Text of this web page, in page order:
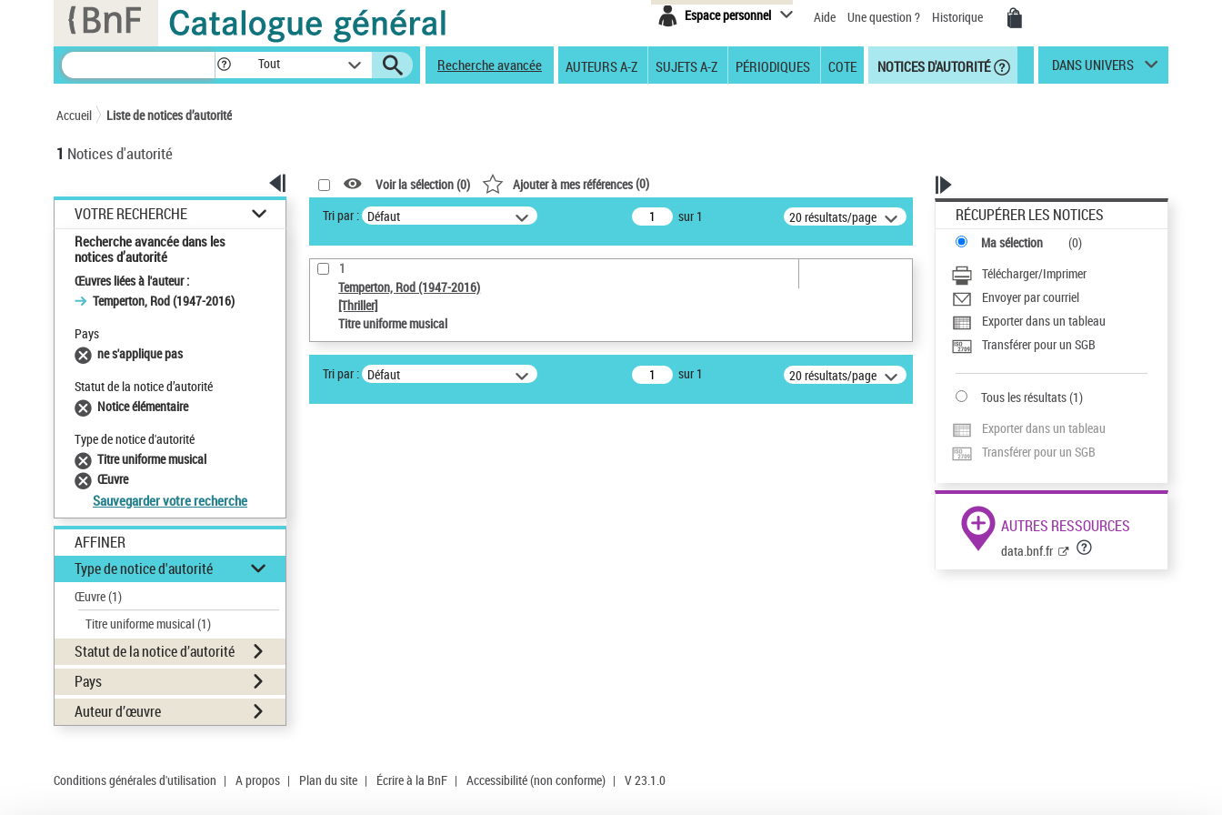
Espace personnel Aide Une question ? Historique
Tout Recherche avancée AUTEURS A-Z SUJETS A-Z PÉRIODIQUES COTE NOTICES D'AUTORITÉ DANS UNIVERS
Accueil Liste de notices d’autorité
1 Notices d'autorité
VOTRE RECHERCHE
Recherche avancée dans les
notices d’autorité
Œuvres liées à l'auteur :
Temperton, Rod (1947-2016)
Pays
ne s'applique pas
Statut de la notice d’autorité
Notice élémentaire
Type de notice d'autorité
Titre uniforme musical
Œuvre
Sauvegarder votre recherche
AFFINER
Type de notice d'autorité
Œuvre(1)
Titre uniforme musical(1)
Statut de la notice d’autorité
Pays
Auteur d’œuvre
Voir la sélection (0) Ajouter à mes références(0)
Tri par : Défaut sur 1 20 résultats/page
1
Temperton, Rod (1947-2016)
[Thriller]
Titre uniforme musical
Tri par : Défaut sur 1 20 résultats/page
RÉCUPÉRER LES NOTICES
Ma sélection (0)
Télécharger/Imprimer
Envoyer par courriel
Exporter dans un tableau
Transférer pour un SGB
Tous les résultats(1)
Exporter dans un tableau
Transférer pour un SGB
AUTRES RESSOURCES
data.bnf.fr
Conditions générales d'utilisation | A propos | Plan du site | Écrire à la BnF | Accessibilité (non conforme) | V 23.1.0
Panneau de gestion des cookies